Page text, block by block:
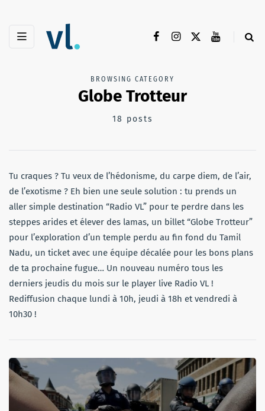
BROWSING CATEGORY
Globe Trotteur
18 posts
Tu craques ? Tu veux de l’hédonisme, du carpe diem, de l’air,
de l’exotisme ? Eh bien une seule solution : tu prends un
aller simple destination “Radio VL” pour te perdre dans les
steppes arides et élever des lamas, un billet “Globe Trotteur”
pour l’exploration d’un temple perdu au fin fond du Tamil
Nadu, un ticket avec une équipe décalée pour les bons plans
de ta prochaine fugue… Un nouveau numéro tous les
derniers jeudis du mois sur le player live Radio VL !
Rediffusion chaque lundi à 10h, jeudi à 18h et vendredi à
10h30 !